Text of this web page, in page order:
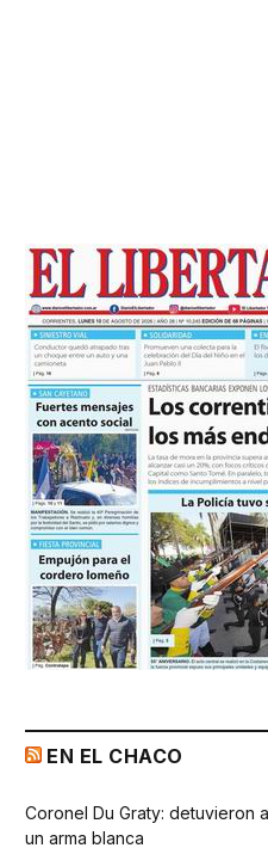
EN EL CHACO
Coronel Du Graty: detuvieron
un arma blanca